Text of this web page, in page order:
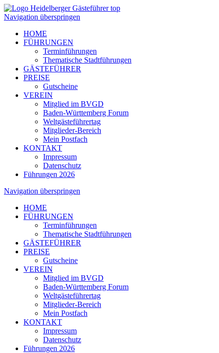
Navigation überspringen
HOME
FÜHRUNGEN
Terminführungen
Thematische Stadtführungen
GÄSTEFÜHRER
PREISE
Gutscheine
VEREIN
Mitglied im BVGD
Baden-Württemberg Forum
Weltgästeführertag
Mitglieder-Bereich
Mein Postfach
KONTAKT
Impressum
Datenschutz
Führungen 2026
Navigation überspringen
HOME
FÜHRUNGEN
Terminführungen
Thematische Stadtführungen
GÄSTEFÜHRER
PREISE
Gutscheine
VEREIN
Mitglied im BVGD
Baden-Württemberg Forum
Weltgästeführertag
Mitglieder-Bereich
Mein Postfach
KONTAKT
Impressum
Datenschutz
Führungen 2026